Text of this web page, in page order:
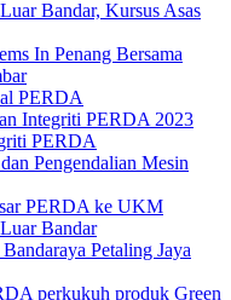
Bandar, Kursus Asas
In Penang Bersama
PERDA
Integriti PERDA 2023
PERDA
Pengendalian Mesin
PERDA ke UKM
Bandar
Petaling Jaya
perkukuh produk Green